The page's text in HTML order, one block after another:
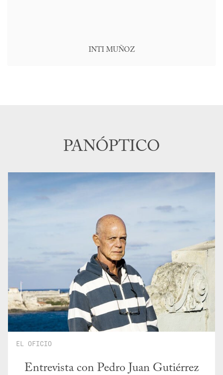
INTI MUÑOZ
PANÓPTICO
EL OFICIO
Entrevista con Pedro Juan Gutiérrez